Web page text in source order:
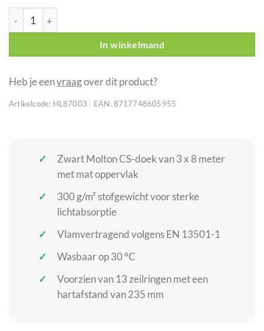
WENTEX Molton CS backdrop 300 x 800 cm zwart ongeplooid
In winkelmand
Heb je eenvraagover dit product?
Artikelcode: HL87003 EAN: 8717748605955
Zwart Molton CS-doek van 3 x 8 meter
met mat oppervlak
300 g/m² stofgewicht voor sterke
lichtabsorptie
Vlamvertragend volgens EN 13501-1
Wasbaar op 30 °C
Voorzien van 13 zeilringen met een
hartafstand van 235 mm